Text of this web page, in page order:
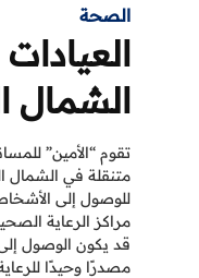
الصحة
الشمال
تقوم “الأمين”
متنقلة في الشمال
للوصول إلى
مراكز الرعاية
قد يكون الوصول
مصدرًا وحيدًا